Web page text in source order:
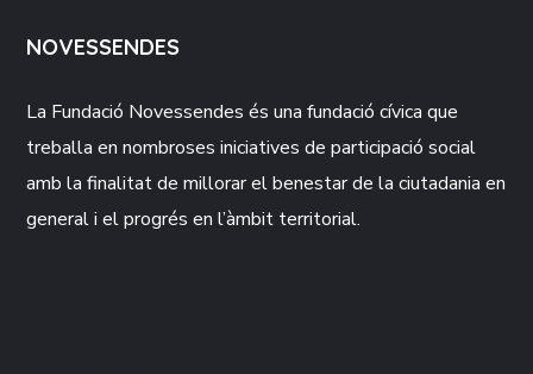
NOVESSENDES
La Fundació Novessendes és una fundació cívica que
treballa en nombroses iniciatives de participació social
amb la finalitat de millorar el benestar de la ciutadania en
general i el progrés en l’àmbit territorial.